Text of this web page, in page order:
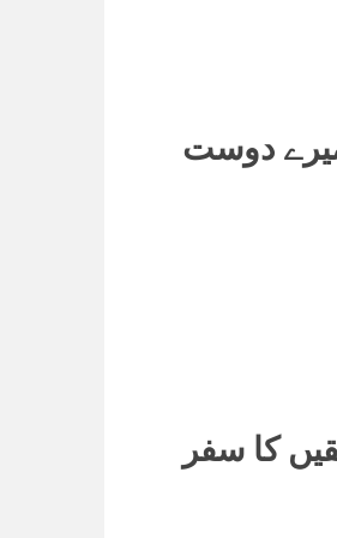
دوست
کا سفر